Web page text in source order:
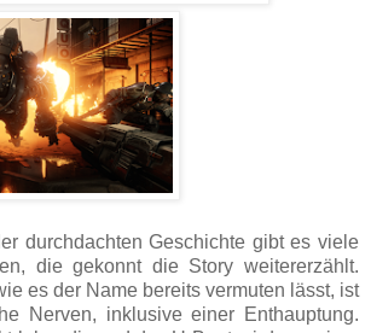
durchdachten Geschichte gibt es viele
die gekonnt die Story weitererzählt.
es der Name bereits vermuten lässt, ist
Nerven, inklusive einer Enthauptung.